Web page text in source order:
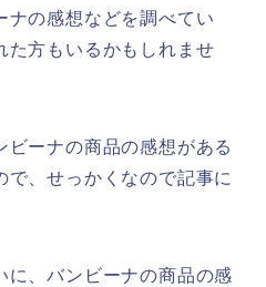
ナの感想などを調べてい
た方もいるかもしれませ
ビーナの商品の感想がある
、せっかくなので記事に
に、バンビーナの商品の感